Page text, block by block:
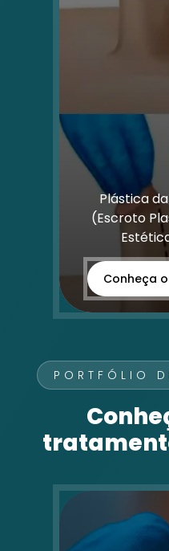
Plástica
(Escroto
Conheça
PORTFÓLIO